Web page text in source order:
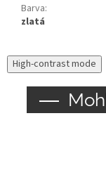
Barva:
zlatá
High-contrast mode